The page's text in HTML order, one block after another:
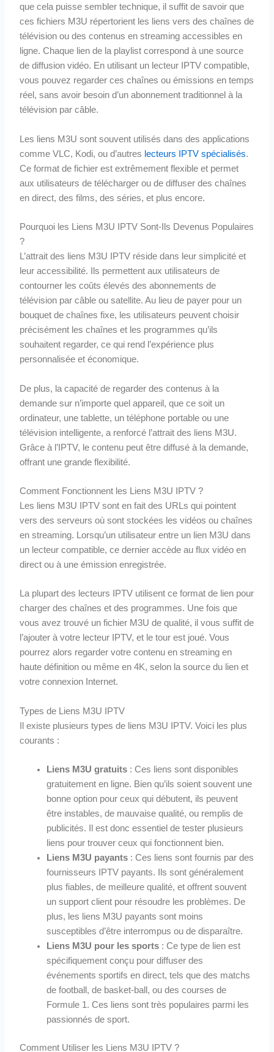
que cela puisse sembler technique, il suffit de savoir que
ces fichiers M3U répertorient les liens vers des chaînes de
télévision ou des contenus en streaming accessibles en
ligne. Chaque lien de la playlist correspond à une source
de diffusion vidéo. En utilisant un lecteur IPTV compatible,
vous pouvez regarder ces chaînes ou émissions en temps
réel, sans avoir besoin d’un abonnement traditionnel à la
télévision par câble.
Les liens M3U sont souvent utilisés dans des applications
comme VLC, Kodi, ou d’autres lecteurs IPTV spécialisés.
Ce format de fichier est extrêmement flexible et permet
aux utilisateurs de télécharger ou de diffuser des chaînes
en direct, des films, des séries, et plus encore.
Pourquoi les Liens M3U IPTV Sont-Ils Devenus Populaires
?
L’attrait des liens M3U IPTV réside dans leur simplicité et
leur accessibilité. Ils permettent aux utilisateurs de
contourner les coûts élevés des abonnements de
télévision par câble ou satellite. Au lieu de payer pour un
bouquet de chaînes fixe, les utilisateurs peuvent choisir
précisément les chaînes et les programmes qu’ils
souhaitent regarder, ce qui rend l’expérience plus
personnalisée et économique.
De plus, la capacité de regarder des contenus à la
demande sur n’importe quel appareil, que ce soit un
ordinateur, une tablette, un téléphone portable ou une
télévision intelligente, a renforcé l’attrait des liens M3U.
Grâce à l’IPTV, le contenu peut être diffusé à la demande,
offrant une grande flexibilité.
Comment Fonctionnent les Liens M3U IPTV ?
Les liens M3U IPTV sont en fait des URLs qui pointent
vers des serveurs où sont stockées les vidéos ou chaînes
en streaming. Lorsqu’un utilisateur entre un lien M3U dans
un lecteur compatible, ce dernier accède au flux vidéo en
direct ou à une émission enregistrée.
La plupart des lecteurs IPTV utilisent ce format de lien pour
charger des chaînes et des programmes. Une fois que
vous avez trouvé un fichier M3U de qualité, il vous suffit de
l’ajouter à votre lecteur IPTV, et le tour est joué. Vous
pourrez alors regarder votre contenu en streaming en
haute définition ou même en 4K, selon la source du lien et
votre connexion Internet.
Types de Liens M3U IPTV
Il existe plusieurs types de liens M3U IPTV. Voici les plus
courants :
Liens M3U gratuits : Ces liens sont disponibles
gratuitement en ligne. Bien qu’ils soient souvent une
bonne option pour ceux qui débutent, ils peuvent
être instables, de mauvaise qualité, ou remplis de
publicités. Il est donc essentiel de tester plusieurs
liens pour trouver ceux qui fonctionnent bien.
Liens M3U payants : Ces liens sont fournis par des
fournisseurs IPTV payants. Ils sont généralement
plus fiables, de meilleure qualité, et offrent souvent
un support client pour résoudre les problèmes. De
plus, les liens M3U payants sont moins
susceptibles d’être interrompus ou de disparaître.
Liens M3U pour les sports : Ce type de lien est
spécifiquement conçu pour diffuser des
événements sportifs en direct, tels que des matchs
de football, de basket-ball, ou des courses de
Formule 1. Ces liens sont très populaires parmi les
passionnés de sport.
Comment Utiliser les Liens M3U IPTV ?